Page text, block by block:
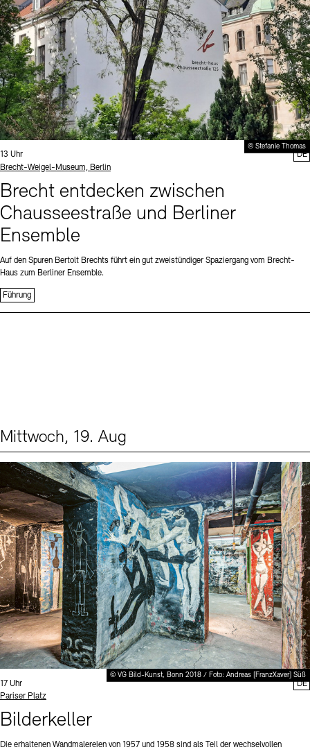
© Stefanie Thomas
Uhrzeit:
13 Uhr
Standort
Brecht-Weigel-Museum, Berlin
Brecht entdecken zwischen
Chausseestraße und Berliner
Ensemble
Auf den Spuren Bertolt Brechts führt ein gut zweistündiger Spaziergang vom Brecht-
Haus zum Berliner Ensemble.
Führung
DE
Mittwoch, 19. Aug
© VG Bild-Kunst, Bonn 2018 / Foto: Andreas [FranzXaver] Süß
Uhrzeit:
17 Uhr
Standort
Pariser Platz
Bilderkeller
Die erhaltenen Wandmalereien von 1957 und 1958 sind als Teil der wechselvollen
DE